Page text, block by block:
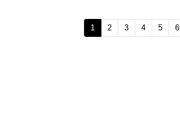
1 2 3 4 5 6